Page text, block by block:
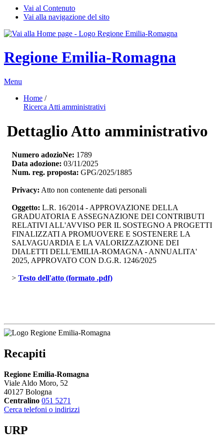
Vai al Contenuto
Vai alla navigazione del sito
Regione Emilia-Romagna
Menu
Home /
Ricerca Atti amministrativi
Dettaglio Atto amministrativo
Numero adozioNe: 1789
Data adozione: 03/11/2025
Num. reg. proposta: GPG/2025/1885
Privacy: Atto non contenente dati personali
Oggetto: L.R. 16/2014 - APPROVAZIONE DELLA
GRADUATORIA E ASSEGNAZIONE DEI CONTRIBUTI
RELATIVI ALL'AVVISO PER IL SOSTEGNO A PROGETTI
FINALIZZATI A PROMUOVERE E SOSTENERE LA
SALVAGUARDIA E LA VALORIZZAZIONE DEI
DIALETTI DELL'EMILIA-ROMAGNA - ANNUALITA'
2025, APPROVATO CON D.G.R. 1246/2025
> Testo dell'atto (formato .pdf)
Recapiti
Regione Emilia-Romagna
Viale Aldo Moro, 52
40127 Bologna
Centralino 051 5271
Cerca telefoni o indirizzi
URP